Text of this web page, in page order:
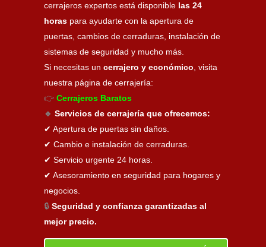
cerrajeros expertos está disponible las 24
horas para ayudarte con la apertura de
puertas, cambios de cerraduras, instalación de
sistemas de seguridad y mucho más.
Si necesitas un cerrajero y económico, visita
nuestra página de cerrajería:
👉 Cerrajeros Baratos
🔹 Servicios de cerrajería que ofrecemos:
✔ Apertura de puertas sin daños.
✔ Cambio e instalación de cerraduras.
✔ Servicio urgente 24 horas.
✔ Asesoramiento en seguridad para hogares y
negocios.
🔒 Seguridad y confianza garantizadas al
mejor precio.